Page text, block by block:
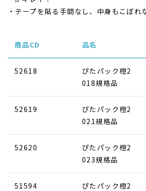
テープを貼る手間なし、中身もこぼれ
商品CD 品名
52618
ぴたパック橙2
018規格品
52619
ぴたパック橙2
021規格品
52620
ぴたパック橙2
023規格品
51594
ぴたパック橙2